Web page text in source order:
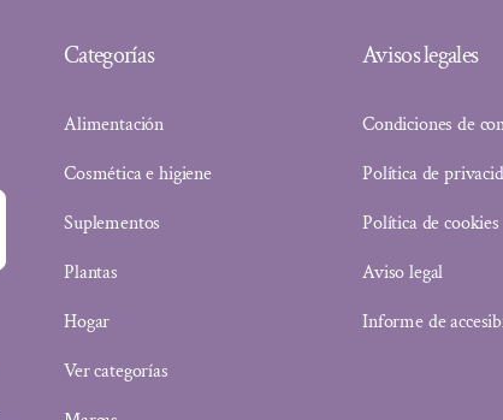
Categorías
Alimentación
Cosmética e higiene
Suplementos
Plantas
Hogar
Ver categorías
Avisos legales
Condiciones de
Política de
Política de cookies
Aviso legal
Informe de